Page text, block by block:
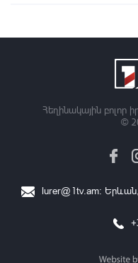
Բացահայտելով
համալիրն է
Իրանցիները չափազանց
Հայտնաբերվել է
համարանիշերով «Նիվա»-ն
Հեղինակային
©
lurer@1tv.am։